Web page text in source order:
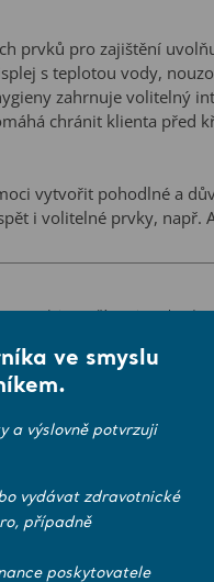
prvků pro zajištění
s teplotou vody,
zahrnuje volitelný
chránit klienta před
vytvořit pohodlné a
i volitelné prvky, např.
s různou úrovní funkční
prodej ve vaší zemi se obraťte
ve smyslu
a výslovně potvrzuji
vydávat zdravotnické
případně
poskytovatele